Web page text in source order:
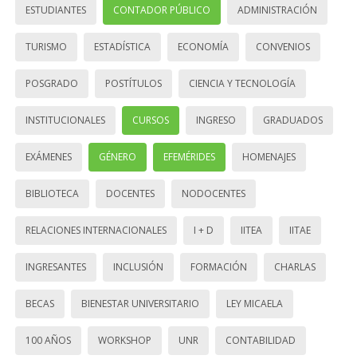
ESTUDIANTES CONTADOR PÚBLICO ADMINISTRACIÓN
TURISMO ESTADÍSTICA ECONOMÍA CONVENIOS
POSGRADO POSTÍTULOS CIENCIA Y TECNOLOGÍA
INSTITUCIONALES CURSOS INGRESO GRADUADOS
EXÁMENES GÉNERO EFEMÉRIDES HOMENAJES
BIBLIOTECA DOCENTES NODOCENTES
RELACIONES INTERNACIONALES I + D IITEA IITAE
INGRESANTES INCLUSIÓN FORMACIÓN CHARLAS
BECAS BIENESTAR UNIVERSITARIO LEY MICAELA
100 AÑOS WORKSHOP UNR CONTABILIDAD